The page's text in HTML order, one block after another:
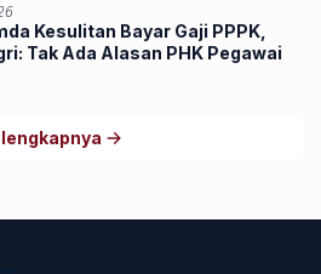
Kesulitan Bayar Gaji PPPK,
Tak Ada Alasan PHK Pegawai